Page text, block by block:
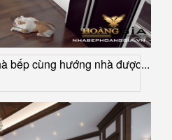
chung cư hợp lý
bếp cùng hướng nhà được...